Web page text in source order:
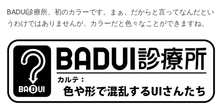
BADUI診療所、初のカラーです。まぁ、だからと言ってなんだとい
うわけではありませんが、カラーだと色々なことができますね。